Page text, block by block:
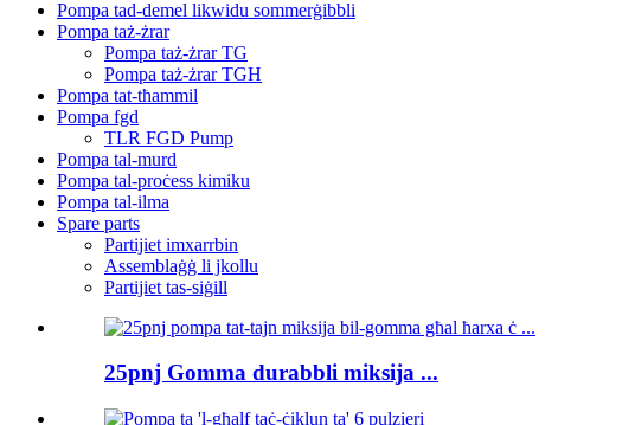
Pompa tad-demel likwidu sommerġibbli
Pompa taż-żrar
Pompa taż-żrar TG
Pompa taż-żrar TGH
Pompa tat-tħammil
Pompa fgd
TLR FGD Pump
Pompa tal-murd
Pompa tal-proċess kimiku
Pompa tal-ilma
Spare parts
Partijiet imxarrbin
Assemblaġġ li jkollu
Partijiet tas-siġill
25pnj Gomma durabbli miksija ...